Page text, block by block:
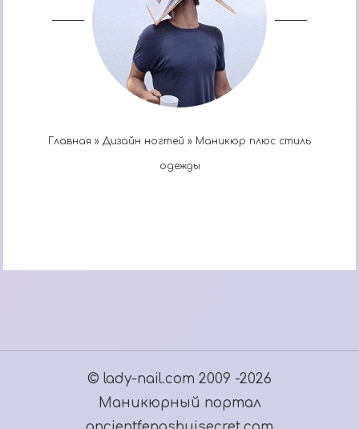
Главная » Дизайн ногтей » Маникюр плюс стиль
одежды
© lady-nail.com 2009 -2026
Маникюрный портал